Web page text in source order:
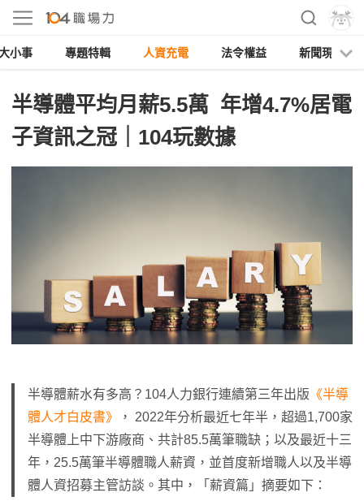
小事 專題特輯 人資充電 法令權益 新聞現場
半導體平均月薪5.5萬 年增4.7%居電
子資訊之冠｜104玩數據
半導體薪水有多高？104人力銀行連續第三年出版 《半導
體人才白皮書》
， 2022年分析最近七年半，超過1,700家
半導體上中下游廠商、共計85.5萬筆職缺；以及最近十三
年，25.5萬筆半導體職人薪資，並首度新增職人以及半導
體人資招募主管訪談。其中，「薪資篇」摘要如下：